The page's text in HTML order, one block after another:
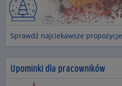
Sprawdź najciekawsze propozycje
Upominki dla pracowników